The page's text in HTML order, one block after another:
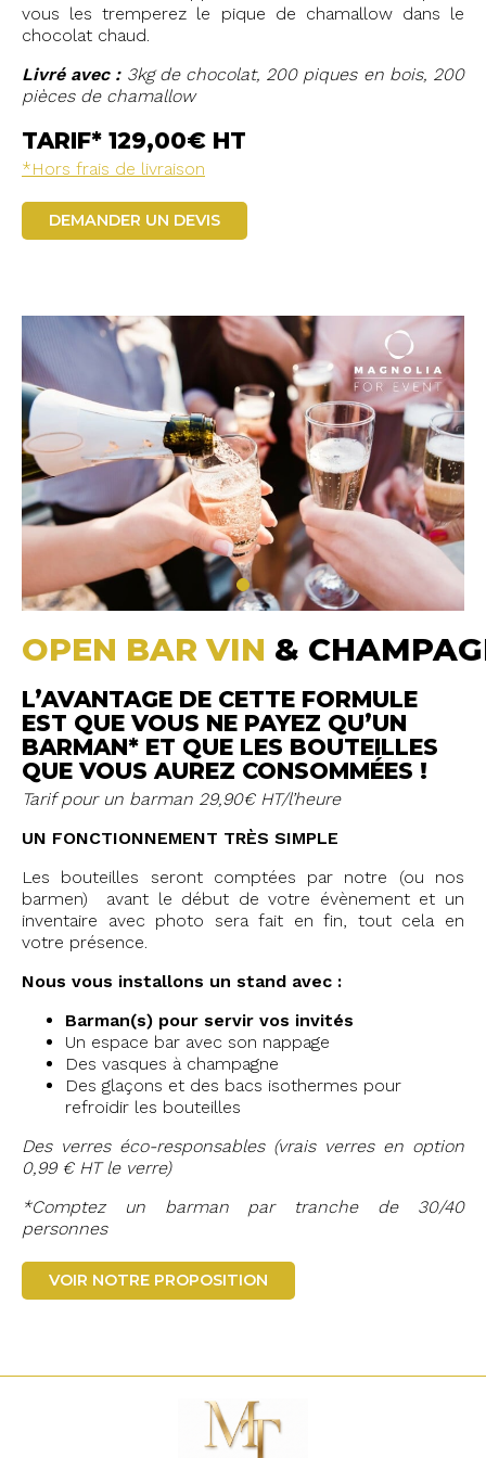
vous les tremperez le pique de chamallow dans le
chocolat chaud.
Livré avec : 3kg de chocolat, 200 piques en bois, 200
pièces de chamallow
TARIF* 129,00€ HT
*Hors frais de livraison
DEMANDER UN DEVIS
OPEN BAR VIN &
L’AVANTAGE DE CETTE FORMULE
EST QUE VOUS NE PAYEZ QU’UN
BARMAN* ET QUE LES BOUTEILLES
QUE VOUS AUREZ CONSOMMÉES !
Tarif pour un barman 29,90€ HT/l’heure
UN FONCTIONNEMENT TRÈS SIMPLE
Les bouteilles seront comptées par notre (ou nos
barmen) avant le début de votre évènement et un
inventaire avec photo sera fait en fin, tout cela en
votre présence.
Nous vous installons un stand avec :
Barman(s) pour servir vos invités
Un espace bar avec son nappage
Des vasques à champagne
Des glaçons et des bacs isothermes pour
refroidir les bouteilles
Des verres éco-responsables (vrais verres en option
0,99 € HT le verre)
*Comptez un barman par tranche de 30/40
personnes
VOIR NOTRE PROPOSITION